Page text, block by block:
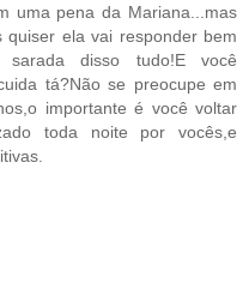
uma pena da Mariana...mas
ela vai responder bem
disso tudo!E você
tá?Não se preocupe em
importante é você voltar
toda noite por vocês,e